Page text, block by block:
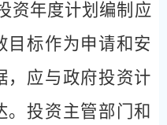
资年度计划编制应
目标作为申请和安
，应与政府投资计
。投资主管部门和